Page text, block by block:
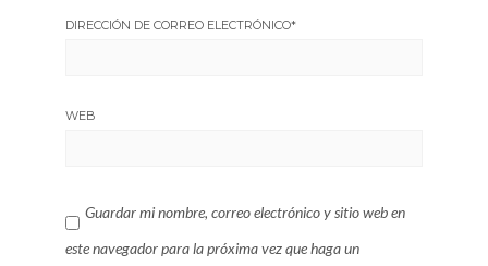
DIRECCIÓN DE CORREO ELECTRÓNICO*
WEB
Guardar mi nombre, correo electrónico y sitio web en
este navegador para la próxima vez que haga un